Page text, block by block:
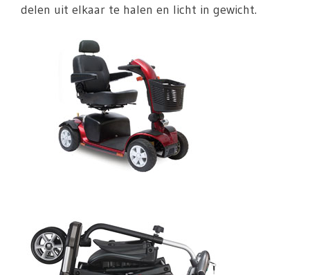
delen uit elkaar te halen en licht in gewicht.